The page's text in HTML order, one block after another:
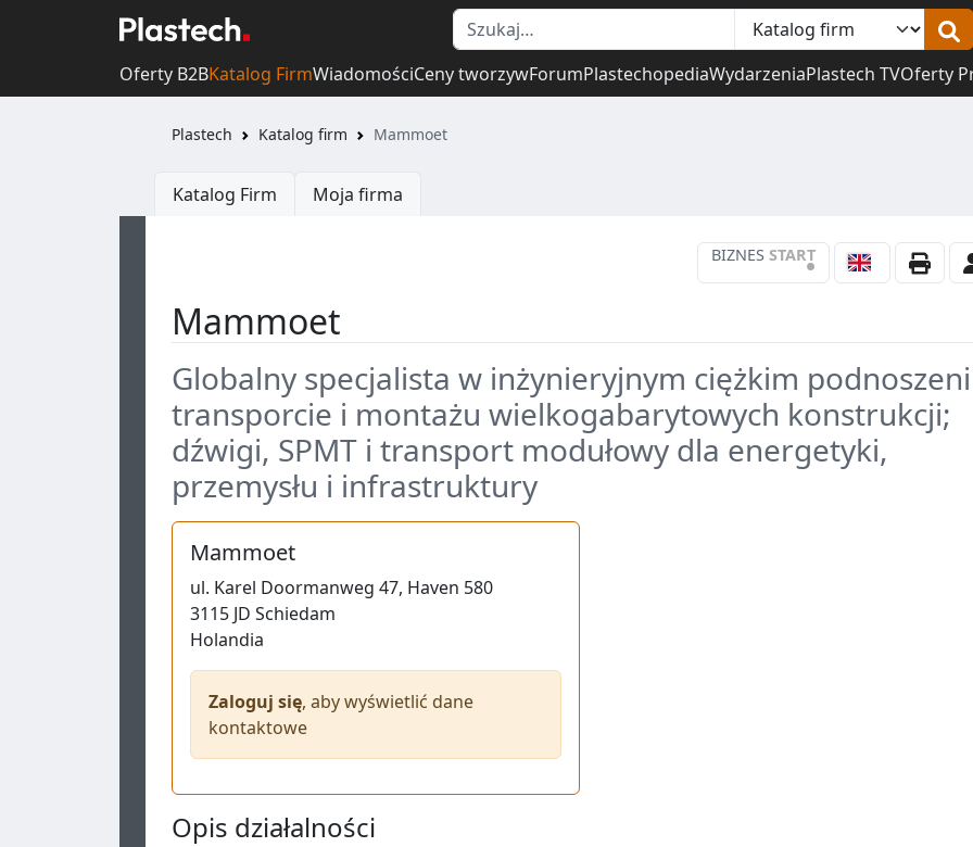
Oferty B2BKatalog FirmWiadomościCeny tworzywForumPlastechopediaWydarzeniaPlastech TVOferty
Plastech Katalog firm Mammoet
Katalog Firm Moja firma
BIZNES START
•
Mammoet
Globalny specjalista w inżynieryjnym ciężkim
transporcie i montażu wielkogabarytowych konstrukcji;
dźwigi, SPMT i transport modułowy dla energetyki,
przemysłu i infrastruktury
Mammoet
ul. Karel Doormanweg 47, Haven 580
3115 JD Schiedam
Holandia
Zaloguj się, aby wyświetlić dane
kontaktowe
Opis działalności